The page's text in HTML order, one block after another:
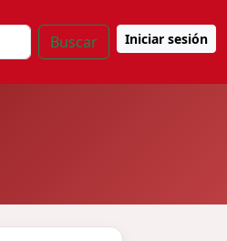
Buscar Iniciar sesión